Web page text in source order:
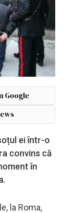
Google
ei într-o
convins că
în
la Roma,